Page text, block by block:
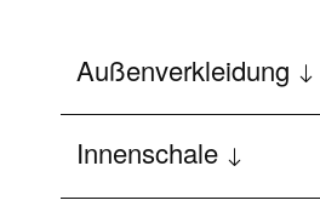
Außenverkleidung
Innenschale